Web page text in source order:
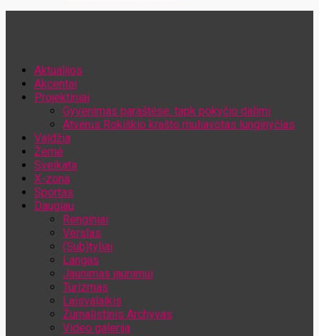
Aktualijos
Akcentai
Projektiniai
Gyvenimas paraštėse: tapk pokyčio dalimi
Atvėrus Rokiškio krašto muliavotas lunginyčias
Valdžia
Žemė
Sveikata
X-zona
Sportas
Daugiau
Renginiai
Verslas
(Sub)tyliai
Langas
Jaunimas jaunimui
Turizmas
Laisvalaikis
Žurnalistinis Archyvas
Video galerija